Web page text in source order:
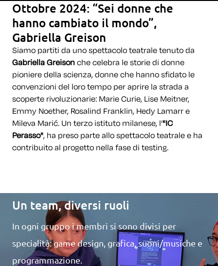
Ottobre 2024: “Sei donne che
hanno cambiato il mondo”,
Gabriella Greison
Siamo partiti da uno spettacolo teatrale tenuto da
Gabriella Greisonche celebra le storie di donne
pioniere della scienza, donne che hanno sfidato le
convenzioni del loro tempo per aprire la strada a
scoperte rivoluzionarie: Marie Curie, Lise Meitner,
Emmy Noether, Rosalind Franklin, Hedy Lamarr e
Mileva Marić. Un terzo istituto milanese, l’"IC
Perasso", ha preso parte allo spettacolo teatrale e ha
contribuito al progetto nella fase di testing.
Un team, diversi ruoli
In ogni gruppo i membri si sono divisi per
specialità: game design, grafica, suoni/musiche e
programmazione.